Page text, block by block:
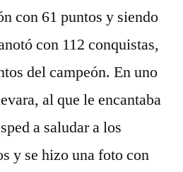
con 61 puntos y siendo
con 112 conquistas,
del campeón. En uno
al que le encantaba
a saludar a los
y se hizo una foto con